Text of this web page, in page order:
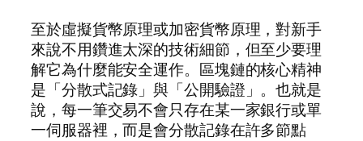
至於虛擬貨幣原理或加密貨幣原理，對新手
來說不用鑽進太深的技術細節，但至少要理
解它為什麼能安全運作。區塊鏈的核心精神
是「分散式記錄」與「公開驗證」。也就是
說，每一筆交易不會只存在某一家銀行或單
一伺服器裡，而是會分散記錄在許多節點